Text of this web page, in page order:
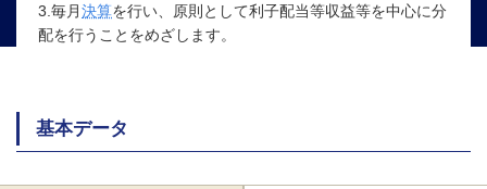
3.毎月決算を行い、原則として利子配当等収益等を中心に分
配を行うことをめざします。
基本データ